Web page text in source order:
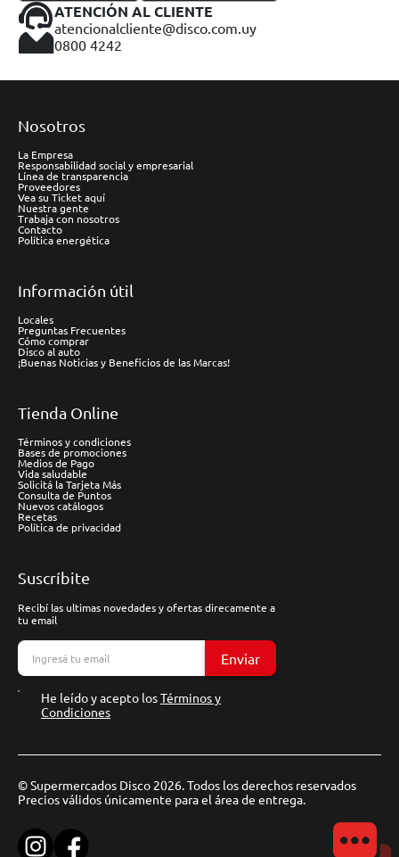
ATENCIÓN AL CLIENTE
atencionalcliente@disco.com.uy
0800 4242
Nosotros
La Empresa
Responsabilidad social y empresarial
Línea de transparencia
Proveedores
Vea su Ticket aquí
Nuestra gente
Trabaja con nosotros
Contacto
Política energética
Información útil
Locales
Preguntas Frecuentes
Cómo comprar
Disco al auto
¡Buenas Noticias y Beneficios de las Marcas!
Tienda Online
Términos y condiciones
Bases de promociones
Medios de Pago
Vida saludable
Solicitá la Tarjeta Más
Consulta de Puntos
Nuevos catálogos
Recetas
Política de privacidad
Suscríbite
Recibí las ultimas novedades y ofertas direcamente a
tu email
Enviar
He leído y acepto losTérminos y
Condiciones
© Supermercados Disco 2026. Todos los derechos reservados
Precios válidos únicamente para el área de entrega.